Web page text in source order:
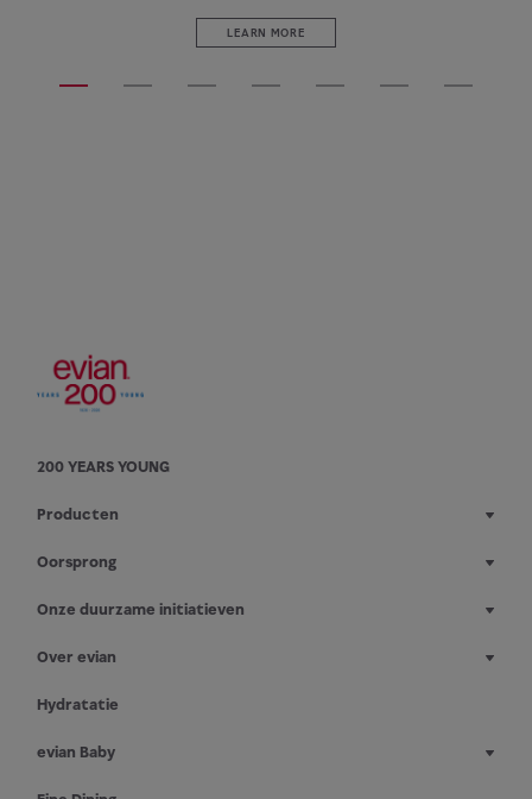
LEARN MORE
200 YEARS YOUNG
Producten
Oorsprong
Onze duurzame initiatieven
Over evian
Hydratatie
evian Baby